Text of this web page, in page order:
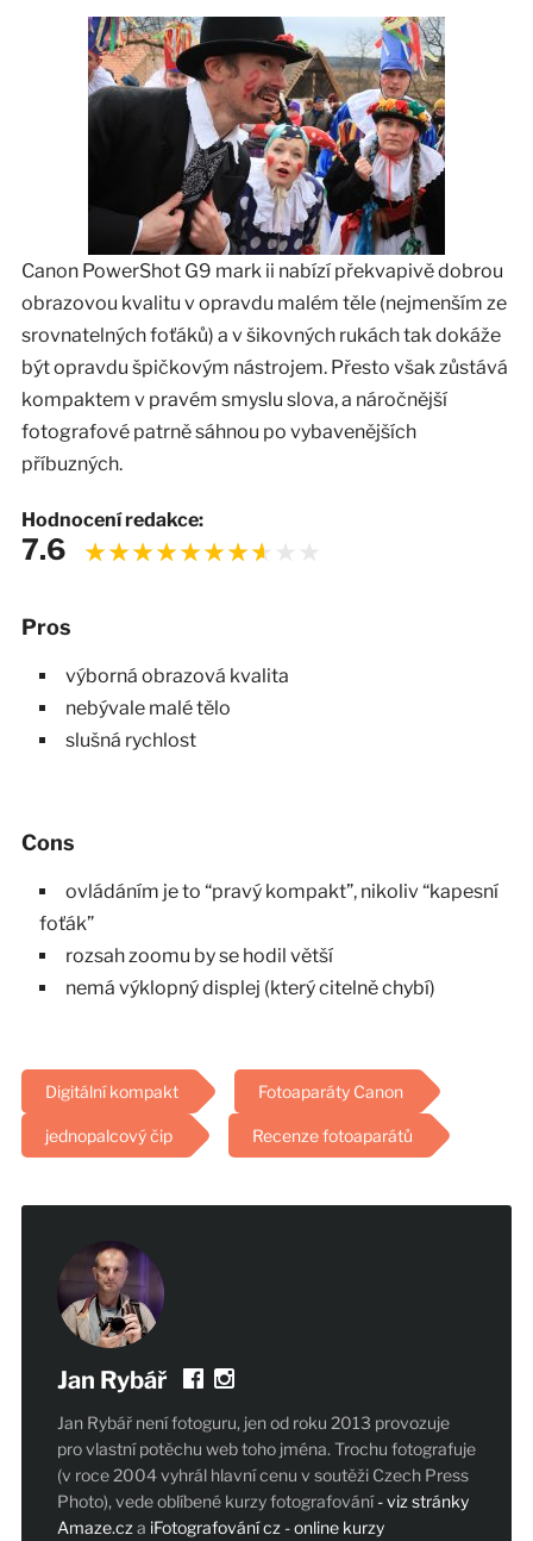
Canon PowerShot G9 mark ii nabízí překvapivě dobrou
obrazovou kvalitu v opravdu malém těle (nejmenším ze
srovnatelných foťáků) a v šikovných rukách tak dokáže
být opravdu špičkovým nástrojem. Přesto však zůstává
kompaktem v pravém smyslu slova, a náročnější
fotografové patrně sáhnou po vybavenějších
příbuzných.
Hodnocení redakce:
7.6
Pros
výborná obrazová kvalita
nebývale malé tělo
slušná rychlost
Cons
ovládáním je to “pravý kompakt”, nikoliv “kapesní
foťák”
rozsah zoomu by se hodil větší
nemá výklopný displej (který citelně chybí)
Digitální kompakt Fotoaparáty Canon
jednopalcový čip Recenze fotoaparátů
Jan Rybář
Jan Rybář není fotoguru, jen od roku 2013 provozuje
pro vlastní potěchu web toho jména. Trochu fotografuje
(v roce 2004 vyhrál hlavní cenu v soutěži Czech Press
Photo), vede oblíbené kurzy fotografování- viz stránky
Amaze.cz a iFotografování cz - online kurzy